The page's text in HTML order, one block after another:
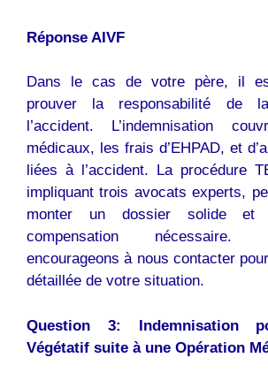
Réponse AIVF
Dans le cas de votre père, il
prouver la responsabilité de
l’accident. L’indemnisation
médicaux, les frais d’EHPAD, et
liées à l’accident. La procédure
impliquant trois avocats experts,
monter un dossier solide
compensation
encourageons à nous contacter
détaillée de votre situation.
Question 3: Indemnisation
Végétatif suite à une Opération